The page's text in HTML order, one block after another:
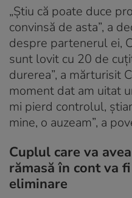
„Știu că poate duce
convinsă de asta”, a
despre partenerul ei,
sunt lovit cu 20 de
durerea”, a mărturisit
moment dat am uitat
mi pierd controlul,
mine, o auzeam”, a
Cuplul care va
rămasă în cont va
eliminare